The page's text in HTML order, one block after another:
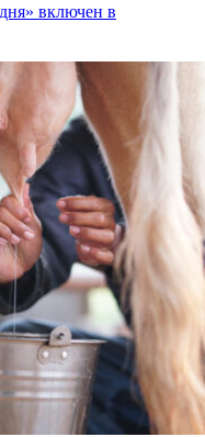
включен в